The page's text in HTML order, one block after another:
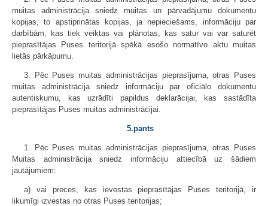
muitas administrācija sniedz muitas un pārvadājumu dokumentu
kopijas, to apstiprinātas kopijas, ja nepieciešams, informāciju par
darbībām, kas tiek veiktas vai plānotas, kas satur vai var saturēt
pieprasītājas Puses teritorijā spēkā esošo normatīvo aktu muitas
lietās pārkāpumu.
3. Pēc Puses muitas administrācijas pieprasījuma, otras Puses
muitas administrācija sniedz informāciju par oficiālo dokumentu
autentiskumu, kas uzrādīti papildus deklarācijai, kas sastādīta
pieprasītājas Puses muitas administrācijai.
5.pants
1. Pēc Puses muitas administrācijas pieprasījuma, otras Puses
Muitas administrācija sniedz informāciju attiecībā uz šādiem
jautājumiem:
a) vai preces, kas ievestas pieprasītājas Puses teritorijā, ir
likumīgi izvestas no otras Puses teritorijas;